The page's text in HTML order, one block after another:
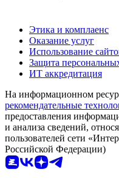
Этика и комплаенс
Оказание услуг
Использование
Защита
ИТ аккредитация
На информационном
рекомендательные
предоставления
и анализа сведений,
пользователей сети
Российской Федерации)